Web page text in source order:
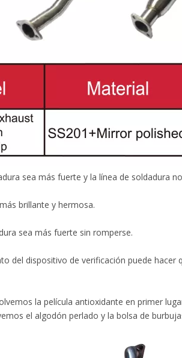
sea más fuerte y la línea de soldadura
brillante y hermosa.
sea más fuerte sin romperse.
del dispositivo de verificación puede hacer
la película antioxidante en primer
el algodón perlado y la bolsa de